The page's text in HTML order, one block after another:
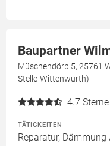
Baupartner
Müschendörp 5, 25761
Stelle-Wittenwurth)
4.7
TÄTIGKEITEN
Reparatur,